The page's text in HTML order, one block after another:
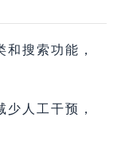
搜索功能，
少人工干预，